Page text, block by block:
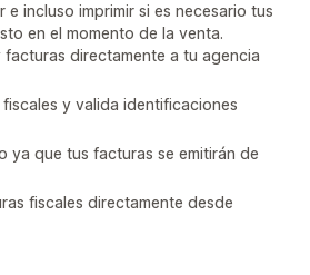
incluso imprimir si es necesario tus
en el momento de la venta.
directamente a tu agencia
y valida identificaciones
ya que tus facturas se emitirán de
fiscales directamente desde